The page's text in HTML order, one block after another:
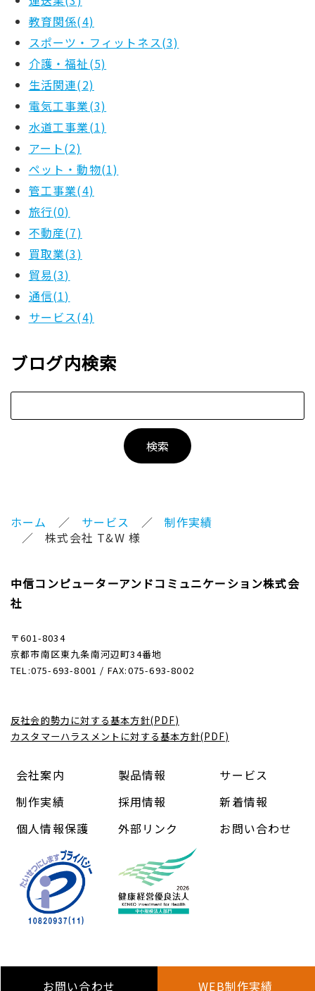
教育関係(4)
スポーツ・フィットネス(3)
介護・福祉(5)
生活関連(2)
電気工事業(3)
水道工事業(1)
アート(2)
ペット・動物(1)
管工事業(4)
旅行(0)
不動産(7)
買取業(3)
貿易(3)
通信(1)
サービス(4)
ブログ内検索
ホーム サービス
制作実績
株式会社 T&W 様
中信コンピューターアンドコミュニケーション株式会
社
〒601-8034
京都市南区東九条南河辺町34番地
TEL:075-693-8001 / FAX:075-693-8002
反社会的勢力に対する基本方針(PDF)
カスタマーハラスメントに対する基本方針(PDF)
会社案内 製品情報
サービス
制作実績
採用情報
新着情報
個人情報保護
外部リンク お問い合わせ
お問い合わせ WEB制作実績
ン株式会社 All Rights Reserved.